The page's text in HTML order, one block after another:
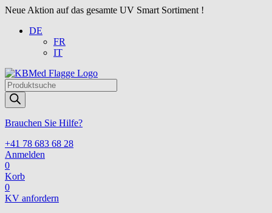
Neue Aktion auf das gesamte UV Smart Sortiment !
DE
FR
IT
Products
search
Brauchen Sie Hilfe?
+41 78 683 68 28
Anmelden
0
Korb
0
KV anfordern